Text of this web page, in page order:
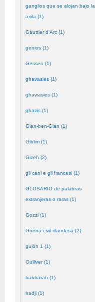
ganglios que se alojan bajo la
axila (1)
Gauttier d'Arc (1)
genios (1)
Gessen (1)
ghavasies (1)
ghawasies (1)
ghazis (1)
Gian-ben-Gian (1)
Giblim (1)
Gizeh (2)
gli cani e gli francesi (1)
GLOSARIO de palabras
extranjeras o raras (1)
Gozzi (1)
Guerra civil irlandesa (2)
guión 1 (1)
Gulliver (1)
habbarah (1)
hadji (1)